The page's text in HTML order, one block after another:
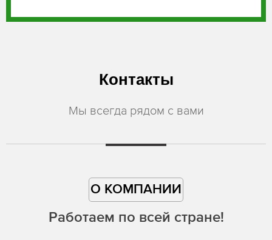
Контакты
Мы всегда рядом с вами
О КОМПАНИИ
Работаем по всей стране!